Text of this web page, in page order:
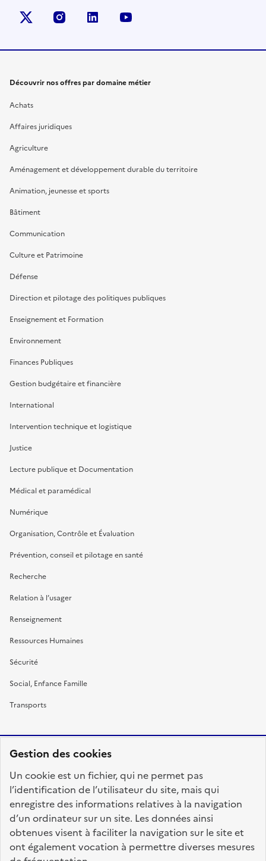
Gestion des cookies
Un cookie est un fichier, qui ne permet pas
l’identification de l’utilisateur du site, mais qui
enregistre des informations relatives à la navigation
d’un ordinateur sur un site. Les données ainsi
obtenues visent à faciliter la navigation sur le site et
ont également vocation à permettre diverses mesures
X (anciennement Twitter)
instagramlinkedin
Découvrir nos offres par domaine métier
Achats
Affaires juridiques
Agriculture
Aménagement et développement durable du territoire
Animation, jeunesse et sports
Bâtiment
Communication
Culture et Patrimoine
Défense
Direction et pilotage des politiques publiques
Enseignement et Formation
Environnement
Finances Publiques
Gestion budgétaire et financière
International
Intervention technique et logistique
Justice
Lecture publique et Documentation
Médical et paramédical
Numérique
Organisation, Contrôle et Évaluation
Prévention, conseil et pilotage en santé
Recherche
Relation à l’usager
Renseignement
Ressources Humaines
Sécurité
Social, Enfance Famille
Transports
FRANÇAISE
fonction-publique.gouv.fr
legifrance.gouv.fr